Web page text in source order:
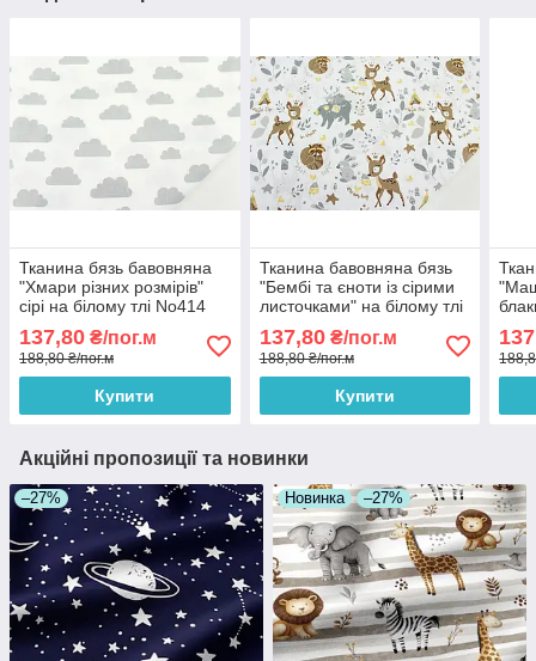
Тканина бязь бавовняна
"Хмари різних розмірів"
сірі на білому тлі No414
137,80 ₴/пог.м
188,80 ₴/пог.м
Купити
Тканина бавовняна бязь
"Бембі та єноти із сірими
листочками" на білому тлі
No328
137,80₴/пог.м
188,80 ₴/пог.м
Купити
Акційні пропозиції та новинки
–27% Новинка –27%